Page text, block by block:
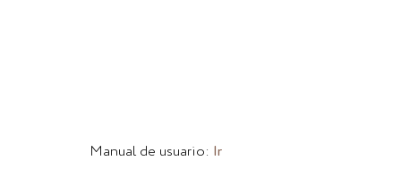
Manual de usuario: Ir